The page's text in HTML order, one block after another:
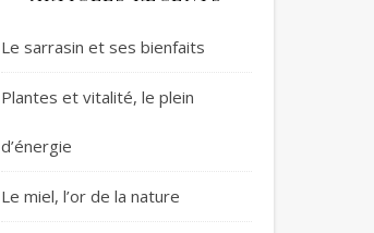
Le sarrasin et ses bienfaits
Plantes et vitalité, le plein
d’énergie
Le miel, l’or de la nature